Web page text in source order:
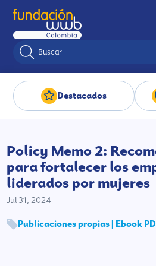
Destacados
Policy Memo 2:
para fortalecer los
liderados por mujeres
Jul 31, 2024
Publicaciones propias | Ebook